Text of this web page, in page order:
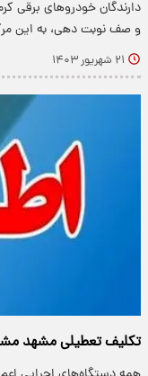
دارندگان خودروهای برقی
و صف نوبت دهی، به این
۲۱ شهریور ۱۴۰۳
تکلیف تعطیلی مشهد